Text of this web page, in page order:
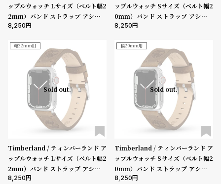
ップルウォッチ Lサイズ（ベルト幅2
2mm）バンド ストラップ アシュビ
ーLサイズ ブルーレザー ［対応ケー
mm、Ultra］
8,250
ップルウォッチ Sサイズ（ベルト幅2
0mm）バンド ストラップ アシュビ
ーSサイズ ブラックレザー ［対応ケ
2mm（series10以降）］
8,250
幅22mm用
Sold out.
Timberland / ティンバーランド ア
ップルウォッチ Lサイズ（ベルト幅2
2mm）バンド ストラップ アシュビ
ーLサイズ サドルレザー ［対応ケー
8,250
幅20mm用
Sold out.
Timberland / ティンバーランド ア
ップルウォッチ Sサイズ（ベルト幅2
0mm）バンド ストラップ アシュビ
ーSサイズ サドルレザー ［対応ケー
8,250